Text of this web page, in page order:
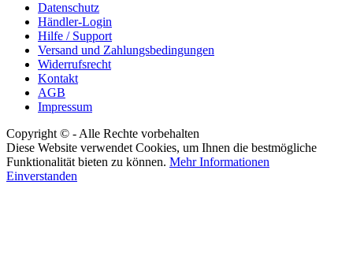
Datenschutz
Händler-Login
Hilfe / Support
Versand und Zahlungsbedingungen
Widerrufsrecht
Kontakt
AGB
Impressum
Copyright © - Alle Rechte vorbehalten
Diese Website verwendet Cookies, um Ihnen die bestmögliche
Funktionalität bieten zu können. Mehr Informationen
Einverstanden